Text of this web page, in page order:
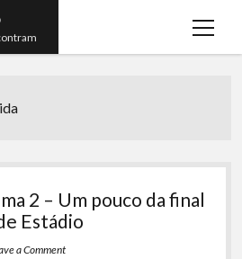
open
2 – Um pouco da final
Estádio
a Comment